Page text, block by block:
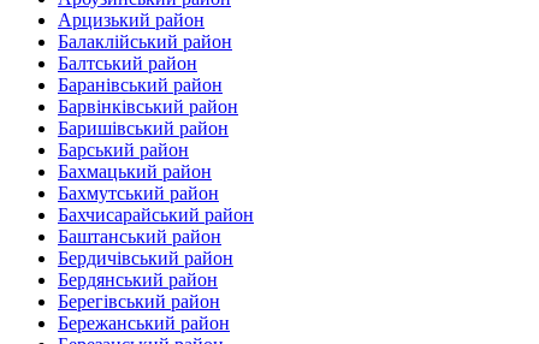
Арцизький район‎
Балаклійський район
Балтський район‎
Баранівський район‎
Барвінківський район
Баришівський район
Барський район
Бахмацький район
Бахмутський район
Бахчисарайський район
Баштанський район
Бердичівський район
Бердянський район
Берегівський район
Бережанський район‎